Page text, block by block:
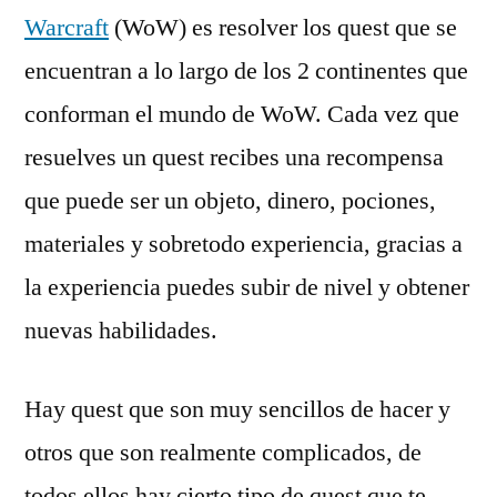
of
Warcraft
Warcraft (WoW) es resolver los quest que se
encuentran a lo largo de los 2 continentes que
conforman el mundo de WoW. Cada vez que
resuelves un quest recibes una recompensa
que puede ser un objeto, dinero, pociones,
materiales y sobretodo experiencia, gracias a
la experiencia puedes subir de nivel y obtener
nuevas habilidades.
Hay quest que son muy sencillos de hacer y
otros que son realmente complicados, de